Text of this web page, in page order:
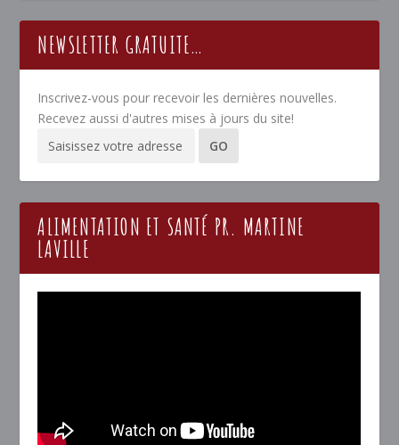
NEWSLETTER GRATUITE…
Inscrivez-vous pour recevoir les dernières nouvelles.
Recevez aussi d'autres mises à jours du site!
ALIMENTATION ET SANTÉ PR. MARTINE
LAVILLE